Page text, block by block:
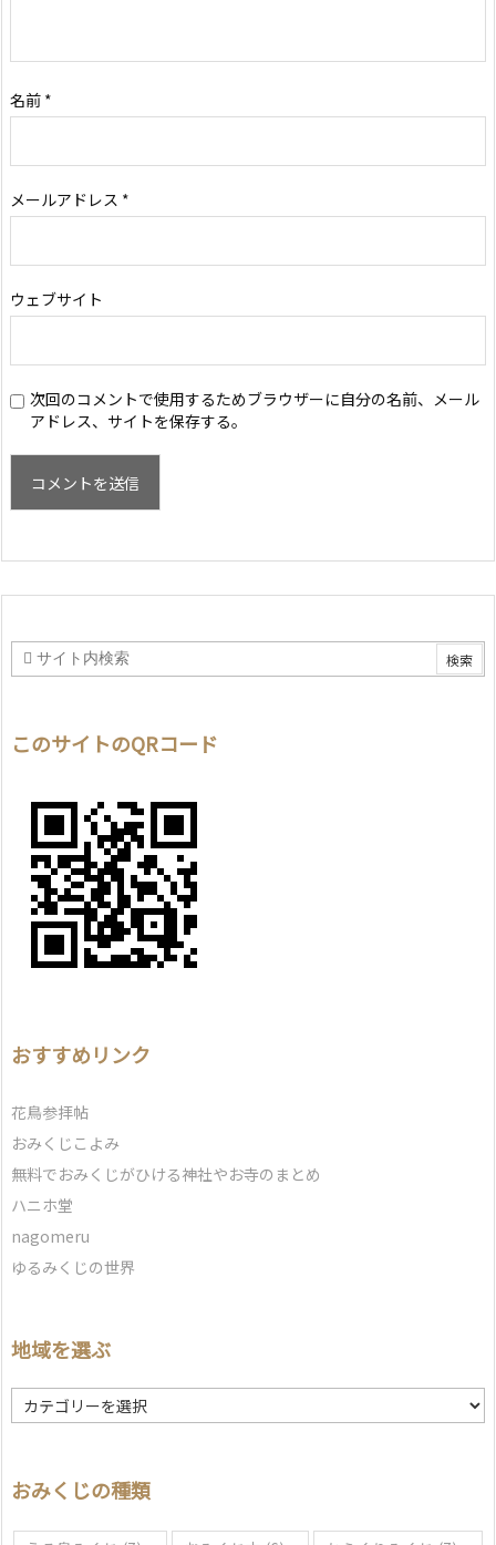
名前 *
メールアドレス *
ウェブサイト
次回のコメントで使用するためブラウザーに自分の名前、メール
アドレス、サイトを保存する。
このサイトのQRコード
おすすめリンク
花鳥参拝帖
おみくじこよみ
無料でおみくじがひける神社やお寺のまとめ
ハニホ堂
nagomeru
ゆるみくじの世界
地域を選ぶ
地
域
ぶ
おみくじの種類